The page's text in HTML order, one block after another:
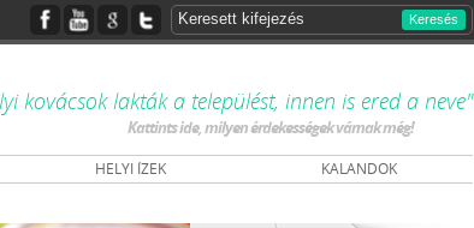
Keresés
kovácsok lakták a települést, innen is ered a neve"
Kattints ide, milyen érdekességek várnak még!
HELYI ÍZEK KALANDOK